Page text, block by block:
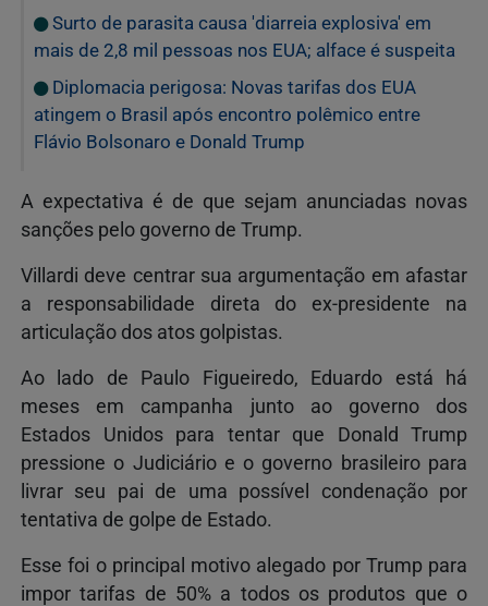
Surto de parasita causa 'diarreia explosiva' em
mais de 2,8 mil pessoas nos EUA; alface é suspeita
Diplomacia perigosa: Novas tarifas dos EUA
atingem o Brasil após encontro polêmico entre
Flávio Bolsonaro e Donald Trump
A expectativa é de que sejam anunciadas novas
sanções pelo governo de Trump.
Villardi deve centrar sua argumentação em afastar
a responsabilidade direta do ex-presidente na
articulação dos atos golpistas.
Ao lado de Paulo Figueiredo, Eduardo está há
meses em campanha junto ao governo dos
Estados Unidos para tentar que Donald Trump
pressione o Judiciário e o governo brasileiro para
livrar seu pai de uma possível condenação por
tentativa de golpe de Estado.
Esse foi o principal motivo alegado por Trump para
impor tarifas de 50% a todos os produtos que o